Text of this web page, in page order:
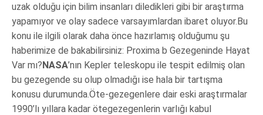
uzak olduğu için bilim insanları diledikleri gibi bir araştırma
yapamıyor ve olay sadece varsayımlardan ibaret oluyor.Bu
konu ile ilgili olarak daha önce hazırlamış olduğumu şu
haberimize de bakabilirsiniz: Proxima b Gezegeninde Hayat
Var mı?NASA’nın Kepler teleskopu ile tespit edilmiş olan
bu gezegende su olup olmadığı ise hala bir tartışma
konusu durumunda.Öte-gezegenlere dair eski araştırmalar
1990’lı yıllara kadar ötegezegenlerin varlığı kabul